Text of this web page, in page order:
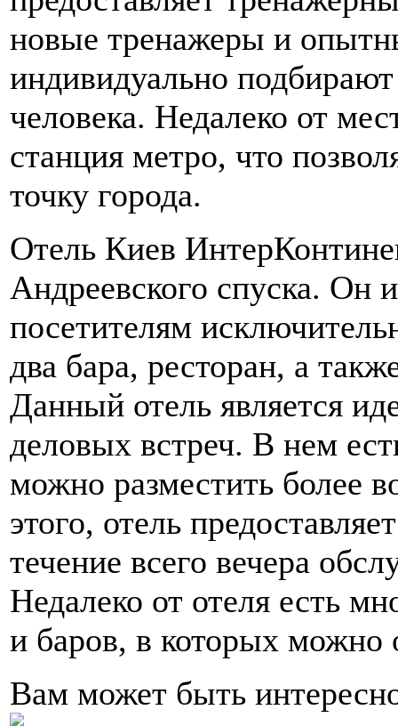
новые тренажеры и
индивидуально
человека. Недалеко от
станция метро, что
точку города.
Отель Киев
Андреевского спуска. Он
посетителям
два бара, ресторан, а
Данный отель является
деловых встреч. В нем
можно разместить более
этого, отель
течение всего вечера
Недалеко от отеля есть
и баров, в которых можно
Вам может быть